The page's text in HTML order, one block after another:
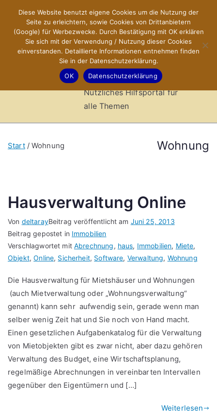
springen
X-Sites.de
–
Hilfsportal
Nützliches Hilfsportal für
alle Themen
Wohnung
Start Wohnung
Hausverwaltung Online
Von deltarayBeitrag veröffentlicht am Juni 25, 2013
Beitrag gepostet in Immobilien
Verschlagwortet mitAbrechnung, haus, Immobilien, Miete,
Objekt,Online, Sicherheit, Software, Verwaltung, Wohnung
Die Hausverwaltung für Mietshäuser und Wohnungen
(auch Mietverwaltung oder „Wohnungsverwaltung“
genannt) kann sehr aufwendig sein, gerade wenn man
selber wenig Zeit hat und Sie noch von Hand macht.
Einen gesetzlichen Aufgabenkatalog für die Verwaltung
von Mietobjekten gibt es zwar nicht, aber dazu gehören
Verwaltung des Budget, eine Wirtschaftsplanung,
regelmäßige Abrechnungen in vereinbarten Intervallen
gegenüber den Eigentümern und […]
Weiterlesen
Diese Website benutzt eigene Cookies um die Nutzung der
Seite zu erleichtern, sowie Cookies von Drittanbietern
(Google) für Werbezwecke. Durch Bestätigung mit OK erklären
Sie sich mit der Verwendung / Nutzung dieser Cookies
einverstanden. Detaillierte Informationen entnehmen finden
Sie in der Datenschutzerklärung.
OK
Datenschutzerklärung